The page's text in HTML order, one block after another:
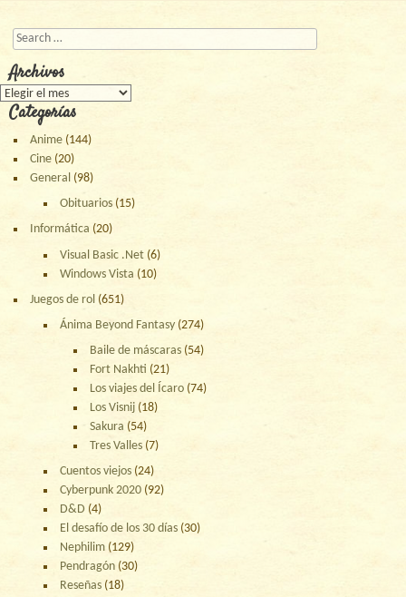
Buscar
Archivos
Archivos
Categorías
Anime (144)
Cine (20)
General (98)
Obituarios (15)
Informática (20)
Visual Basic .Net (6)
Windows Vista (10)
Juegos de rol (651)
Ánima Beyond Fantasy (274)
Baile de máscaras (54)
Fort Nakhti (21)
Los viajes del Ícaro (74)
Los Visnij (18)
Sakura (54)
Tres Valles (7)
Cuentos viejos (24)
Cyberpunk 2020 (92)
D&D (4)
El desafío de los 30 días (30)
Nephilim (129)
Pendragón (30)
Reseñas (18)